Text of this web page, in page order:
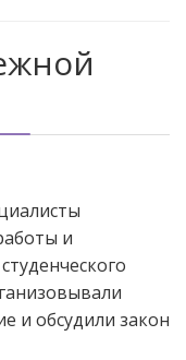
и
и обсудили закон